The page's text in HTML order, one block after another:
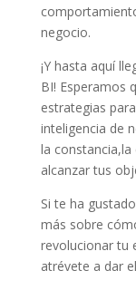
negocio.
¡Y hasta aquí
BI! Esperamos
estrategias
inteligencia de
la constancia,la
alcanzar tus
Si‌ te ha
más sobre⁢
revolucionar tu
atrévete a dar